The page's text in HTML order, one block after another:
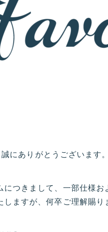
にありがとうございます。
つきまして、一部仕様お
ますが、何卒ご理解賜り